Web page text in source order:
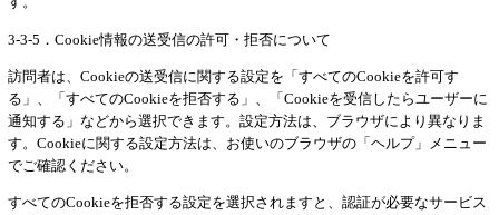
3-3-5．Cookie情報の送受信の許可・拒否について
訪問者は、Cookieの送受信に関する設定を「すべてのCookieを許可す
る」、「すべてのCookieを拒否する」、「Cookieを受信したらユーザーに
通知する」などから選択できます。設定方法は、ブラウザにより異なりま
す。Cookieに関する設定方法は、お使いのブラウザの「ヘルプ」メニュー
でご確認ください。
すべてのCookieを拒否する設定を選択されますと、認証が必要なサービス